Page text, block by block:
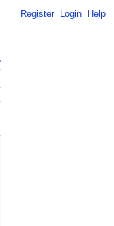
Register Login Help